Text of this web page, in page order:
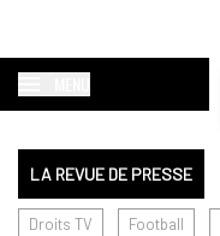
LA REVUE DE PRESSE
Droits TV Football